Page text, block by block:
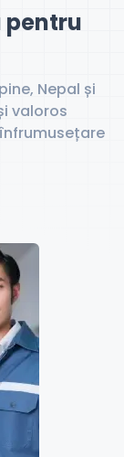
pentru
Nepal și
valoros